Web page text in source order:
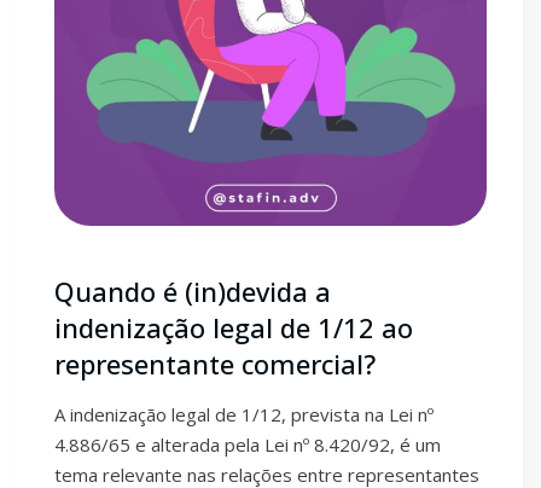
Quando é (in)devida a
indenização legal de 1/12 ao
representante comercial?
A indenização legal de 1/12, prevista na Lei nº
4.886/65 e alterada pela Lei nº 8.420/92, é um
tema relevante nas relações entre representantes